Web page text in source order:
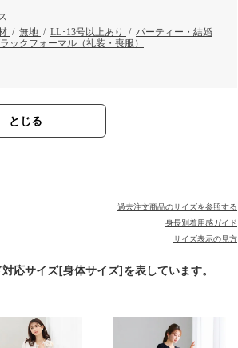
/ 無地 / LL･13号以上あり / パーティー・結婚
ックフォーマル（礼装・喪服）
とじる
過去注文商品のサイズを参照する
身長別着用感ガイド
サイズ表示の見方
サイズ[身体サイズ]を表しています。